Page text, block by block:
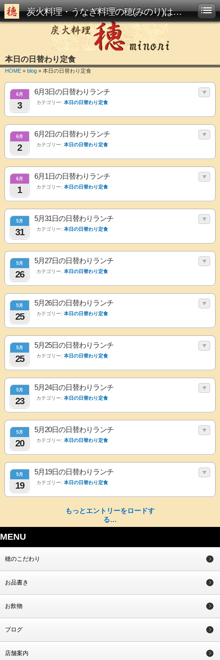
炭火料理・うなぎ料理の穂(みのり)は西大路駅からすぐです
本日の日替わり定食
HOME » blog » 本日の日替わり定食
6月
3
6月3日の日替わりランチ
カテゴリー: 本日の日替わり定食
6月
2
6月2日の日替わりランチ
カテゴリー: 本日の日替わり定食
6月
1
6月1日の日替わりランチ
カテゴリー: 本日の日替わり定食
5月
31
5月31日の日替わりランチ
カテゴリー: 本日の日替わり定食
5月
26
5月27日の日替わりランチ
カテゴリー: 本日の日替わり定食
5月
25
5月26日の日替わりランチ
カテゴリー: 本日の日替わり定食
5月
25
5月25日の日替わりランチ
カテゴリー: 本日の日替わり定食
5月
23
5月24日の日替わりランチ
カテゴリー: 本日の日替わり定食
5月
20
5月20日の日替わりランチ
カテゴリー: 本日の日替わり定食
5月
19
5月19日の日替わりランチ
カテゴリー: 本日の日替わり定食
もっとエントリーをロードす
る…
MENU
穂のこだわり
お品書き
お飲物
ブログ
店舗案内